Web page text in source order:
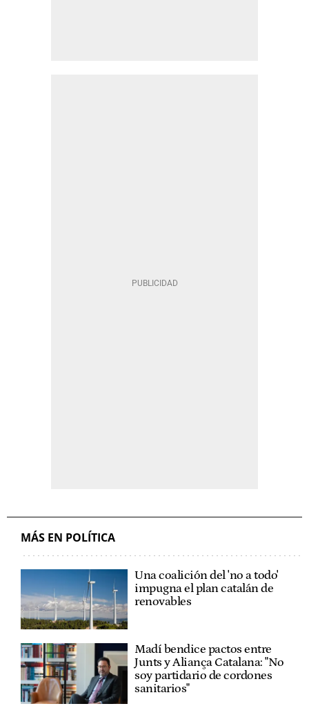
MÁS EN POLÍTICA
Una coalición del 'no a todo'
impugna el plan catalán de
renovables
Madí bendice pactos entre
Junts y Aliança Catalana: "No
soy partidario de cordones
sanitarios"